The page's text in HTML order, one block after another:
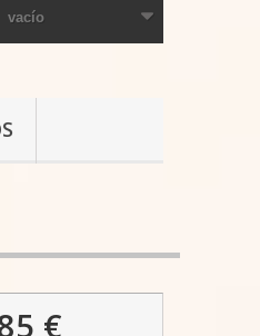
vacío
€